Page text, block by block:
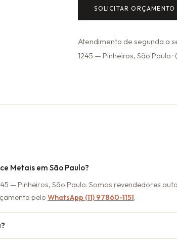
SOLICITAR ORÇAMENTO
Atendimento de segunda a
1245 — Pinheiros, São Paulo ·
Metais em São Paulo?
— Pinheiros, São Paulo. Somos revendedores
pelo WhatsApp (11) 97860-1151.